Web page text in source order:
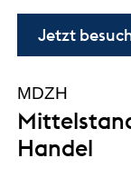
Jetzt
MDZH
Handel